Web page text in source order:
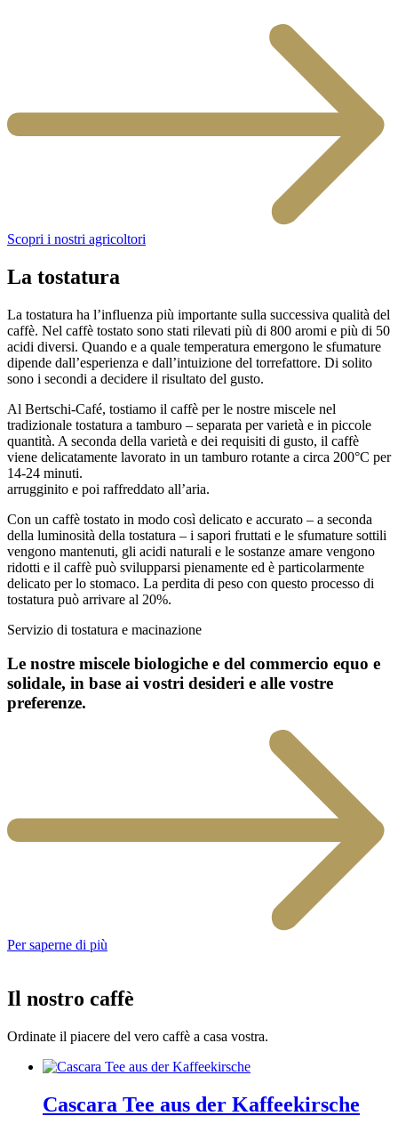
Scopri i nostri agricoltori
La tostatura
La tostatura ha l’influenza più importante sulla successiva qualità del
caffè. Nel caffè tostato sono stati rilevati più di 800 aromi e più di 50
acidi diversi. Quando e a quale temperatura emergono le sfumature
dipende dall’esperienza e dall’intuizione del torrefattore. Di solito
sono i secondi a decidere il risultato del gusto.
Al Bertschi-Café, tostiamo il caffè per le nostre miscele nel
tradizionale tostatura a tamburo – separata per varietà e in piccole
quantità. A seconda della varietà e dei requisiti di gusto, il caffè
viene delicatamente lavorato in un tamburo rotante a circa 200°C per
14-24 minuti.
arrugginito e poi raffreddato all’aria.
Con un caffè tostato in modo così delicato e accurato – a seconda
della luminosità della tostatura – i sapori fruttati e le sfumature sottili
vengono mantenuti, gli acidi naturali e le sostanze amare vengono
ridotti e il caffè può svilupparsi pienamente ed è particolarmente
delicato per lo stomaco. La perdita di peso con questo processo di
tostatura può arrivare al 20%.
Servizio di tostatura e macinazione
Le nostre miscele biologiche e del commercio equo e
solidale, in base ai vostri desideri e alle vostre
preferenze.
Per saperne di più
Il nostro caffè
Ordinate il piacere del vero caffè a casa vostra.
Cascara Tee aus der Kaffeekirsche